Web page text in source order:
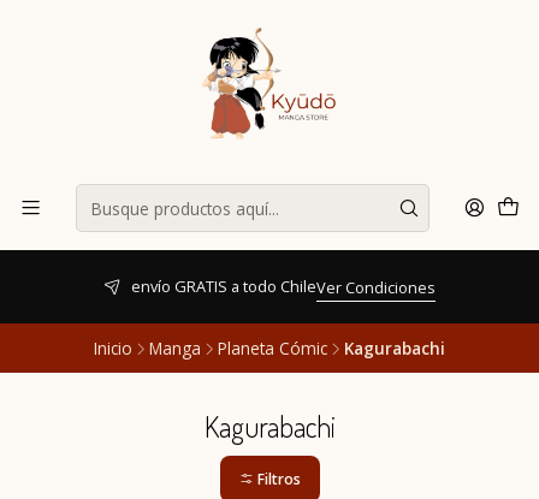
envío GRATIS a todo ChileVer Condiciones
Inicio Manga Planeta Cómic Kagurabachi
Kagurabachi
Filtros